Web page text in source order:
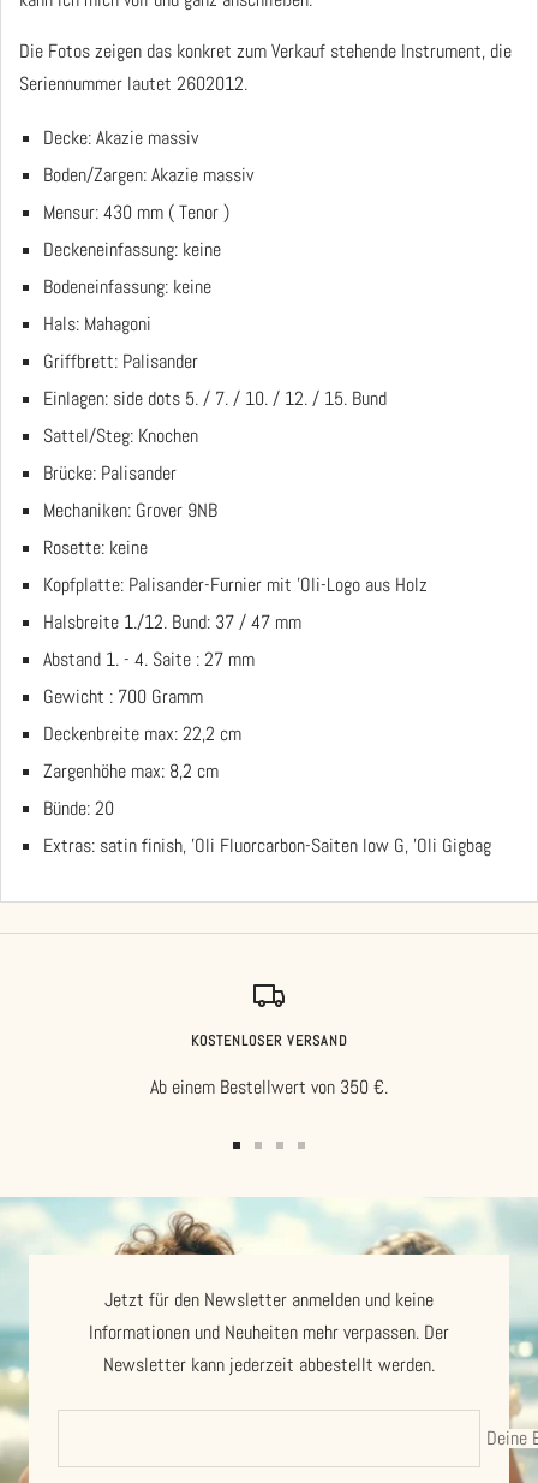
Die Fotos zeigen das konkret zum Verkauf stehende Instrument, die
Seriennummer lautet 2602012.
Decke: Akazie massiv
Boden/Zargen: Akazie massiv
Mensur: 430 mm ( Tenor )
Deckeneinfassung: keine
Bodeneinfassung: keine
Hals: Mahagoni
Griffbrett: Palisander
Einlagen: side dots 5. / 7. / 10. / 12. / 15. Bund
Sattel/Steg: Knochen
Brücke: Palisander
Mechaniken: Grover 9NB
Rosette: keine
Kopfplatte: Palisander-Furnier mit 'Oli-Logo aus Holz
Halsbreite 1./12. Bund: 37 / 47 mm
Abstand 1. - 4. Saite : 27 mm
Gewicht : 700 Gramm
Deckenbreite max: 22,2 cm
Zargenhöhe max: 8,2 cm
Bünde: 20
Extras: satin finish, 'Oli Fluorcarbon-Saiten low G, 'Oli Gigbag
KOSTENLOSER VERSAND
Ab einem Bestellwert von 350 €.
Slide
gehen
SlideSlideSlide
4
gehen
Jetzt für den Newsletter anmelden und keine
Informationen und Neuheiten mehr verpassen. Der
Newsletter kann jederzeit abbestellt werden.
Deine